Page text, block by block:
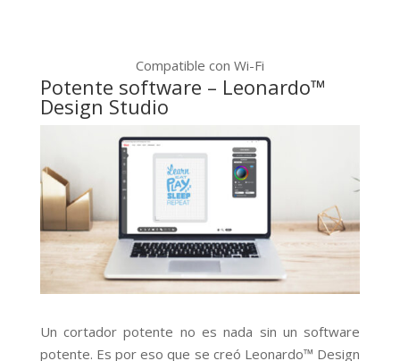
Compatible con Wi-Fi
Potente software – Leonardo™
Design Studio
Un cortador potente no es nada sin un software
potente. Es por eso que se creó Leonardo™ Design